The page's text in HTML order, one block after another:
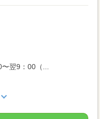
翌9：00（...